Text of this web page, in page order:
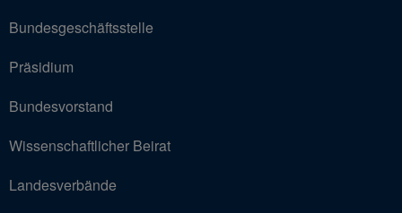
Bundesgeschäftsstelle
Präsidium
Bundesvorstand
Wissenschaftlicher Beirat
Landesverbände